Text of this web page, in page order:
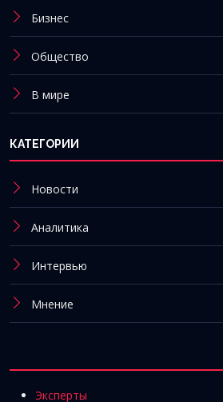
Бизнес
Общество
В мире
КАТЕГОРИИ
Новости
Аналитика
Интервью
Мнение
Эксперты